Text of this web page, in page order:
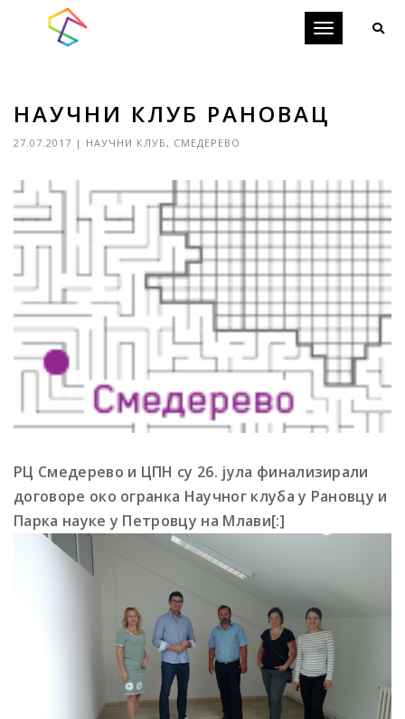
Toggle
НАУЧНИ КЛУБ РАНОВАЦ
27.07.2017 | НАУЧНИ КЛУБ, СМЕДЕРЕВО
РЦ Смедерево и ЦПН су 26. јула финализирали
договоре око огранка Научног клуба у Рановцу и
Парка науке у Петровцу на Млави[:]